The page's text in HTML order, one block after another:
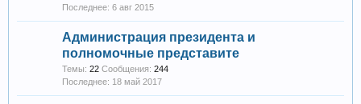
6 авг 2015
Администрация президента и
полномочные представите
Темы: 22 Сообщения: 244
18 май 2017